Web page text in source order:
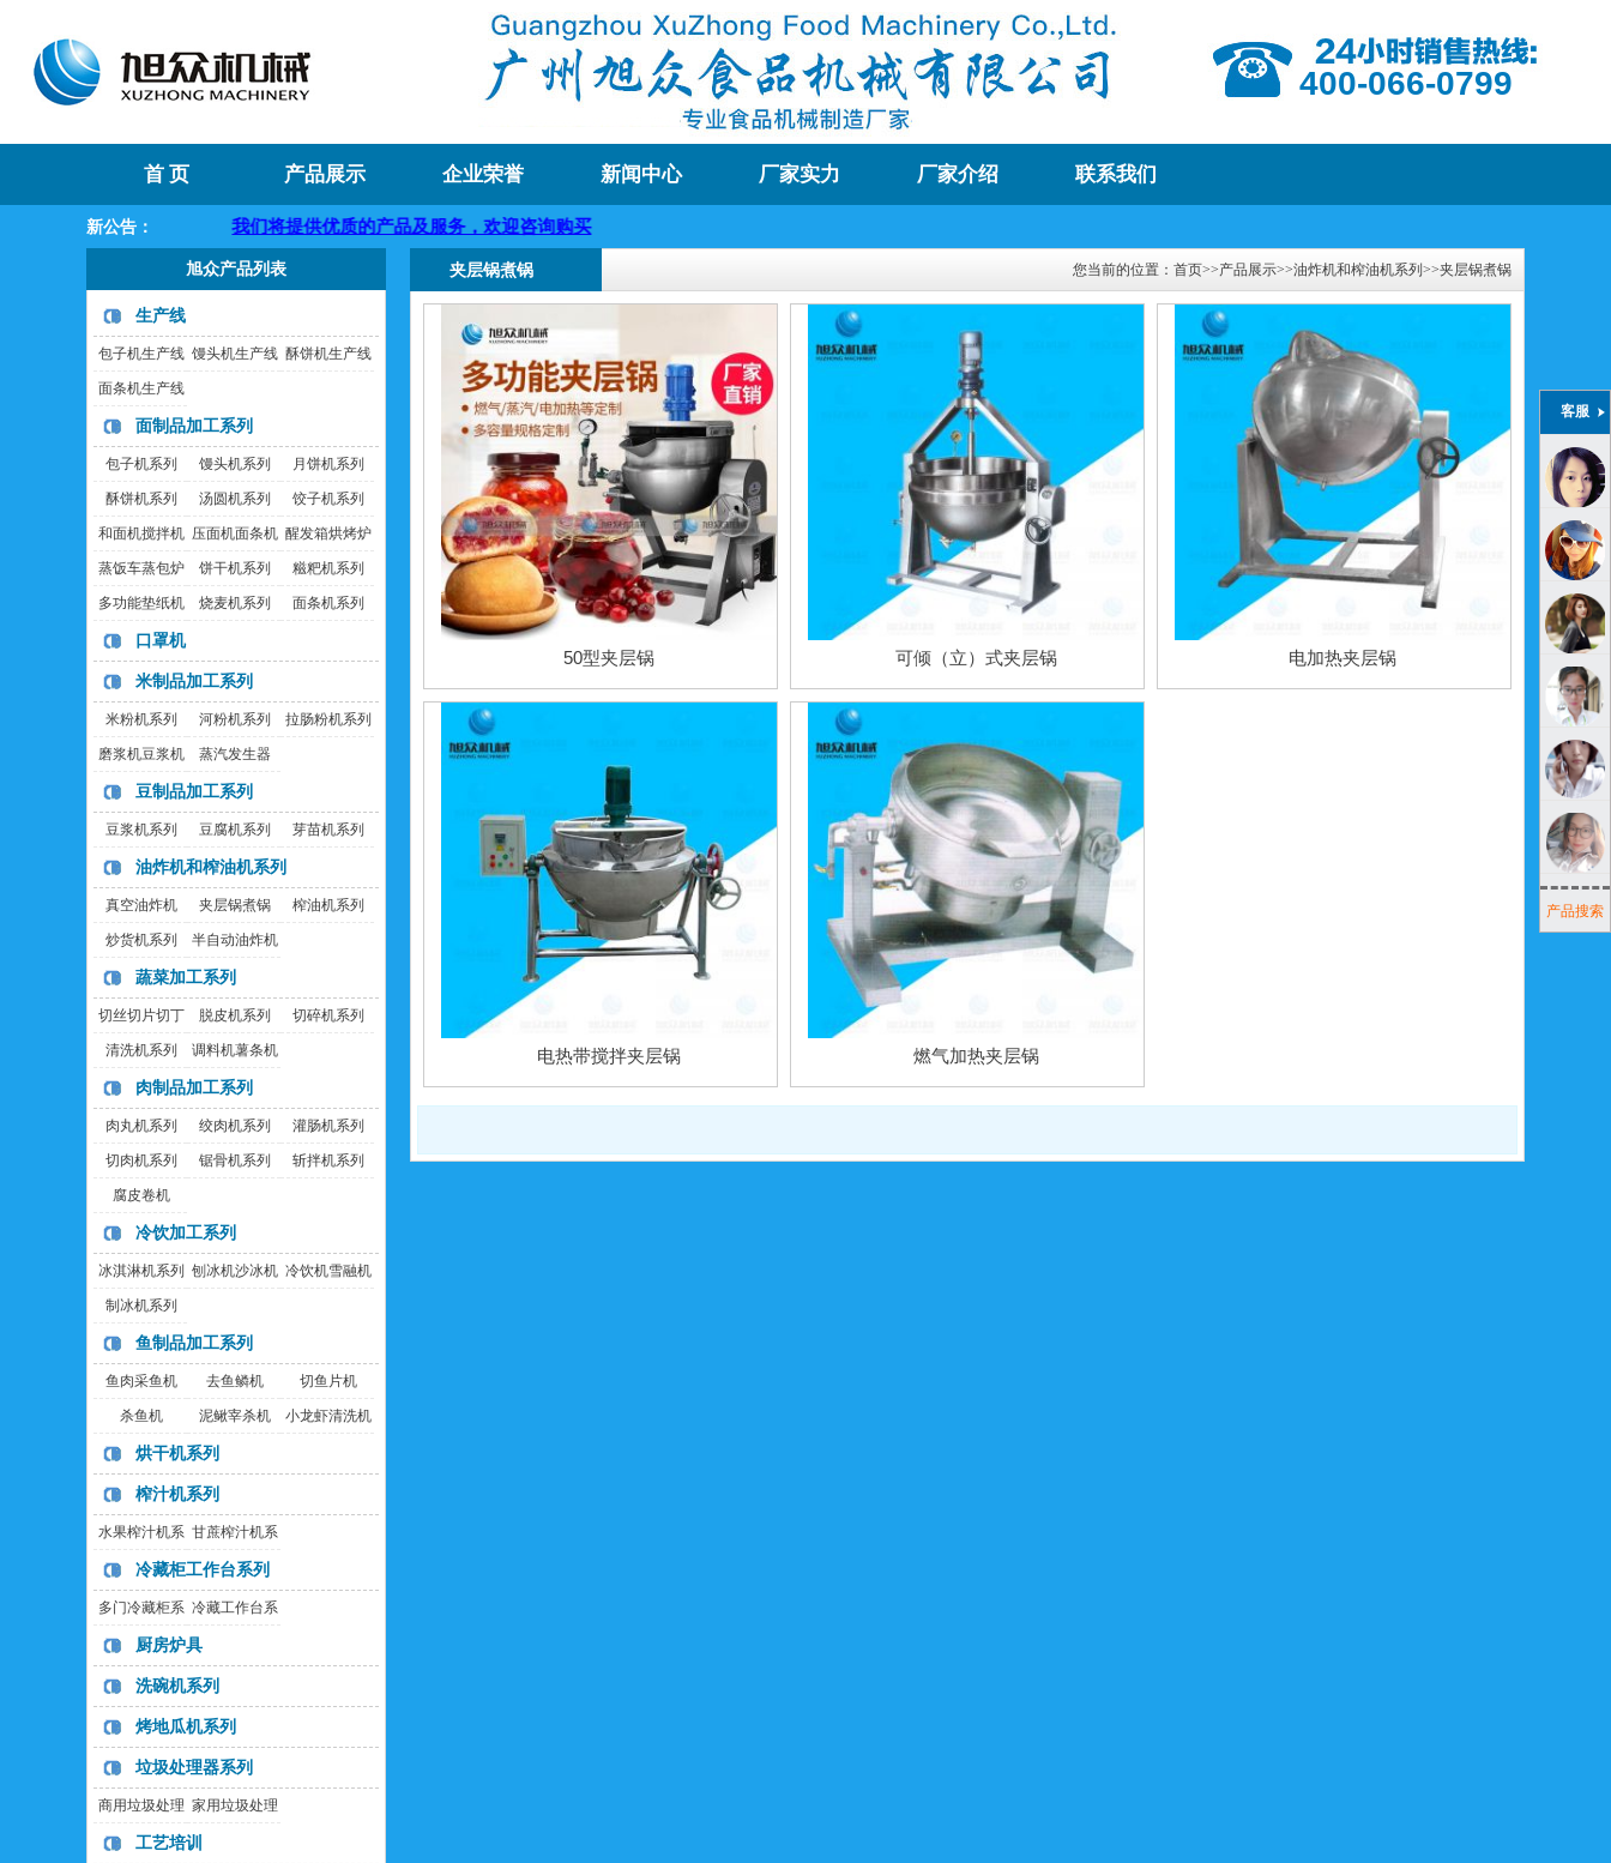
400-066-0799
首 页 产品展示 企业荣誉 新闻中心 厂家实力 厂家介绍 联系我们
新公告：
欢迎您！ 我们将提供优质的产品及服务，欢迎咨询购买
旭众产品列表
生产线
包子机生产线 馒头机生产线 酥饼机生产线
面条机生产线
面制品加工系列
包子机系列 馒头机系列 月饼机系列
酥饼机系列 汤圆机系列 饺子机系列
和面机搅拌机 压面机面条机 醒发箱烘烤炉
蒸饭车蒸包炉 饼干机系列 糍粑机系列
多功能垫纸机 烧麦机系列 面条机系列
口罩机
米制品加工系列
米粉机系列 河粉机系列 拉肠粉机系列
磨浆机豆浆机 蒸汽发生器
豆制品加工系列
豆浆机系列 豆腐机系列 芽苗机系列
油炸机和榨油机系列
真空油炸机 夹层锅煮锅 榨油机系列
炒货机系列 半自动油炸机
蔬菜加工系列
切丝切片切丁
机
脱皮机系列 切碎机系列
清洗机系列 调料机薯条机
肉制品加工系列
肉丸机系列 绞肉机系列 灌肠机系列
切肉机系列 锯骨机系列 斩拌机系列
腐皮卷机
冷饮加工系列
冰淇淋机系列 刨冰机沙冰机 冷饮机雪融机
制冰机系列
鱼制品加工系列
鱼肉采鱼机 去鱼鳞机 切鱼片机
杀鱼机 泥鳅宰杀机 小龙虾清洗机
烘干机系列
榨汁机系列
水果榨汁机系
列
甘蔗榨汁机系
列
冷藏柜工作台系列
多门冷藏柜系
列
冷藏工作台系
厨房炉具
洗碗机系列
烤地瓜机系列
垃圾处理器系列
商用垃圾处理
器
家用垃圾处理
工艺培训
董小露
电话:020-23327906
庄小雪
电话:020-23327907
手机/微信:13538709578
您当前的位置： 首页>>产品展示>>油炸机和榨油机系列 >>夹层锅煮锅
夹层锅煮锅
50型夹层锅 可倾（立）式夹层锅 电加热夹层锅
电热带搅拌夹层锅 燃气加热夹层锅
客服
产品搜索